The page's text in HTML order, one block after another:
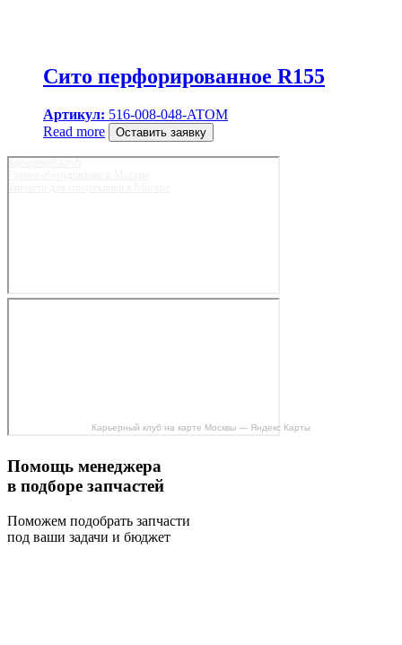
Сито перфорированное R155
Артикул: 516-008-048-ATOM
Read more
Оставить заявку
Карьерный клуб на карте Москвы — Яндекс Карты
Помощь менеджера
в подборе запчастей
Поможем подобрать запчасти
под ваши задачи и бюджет